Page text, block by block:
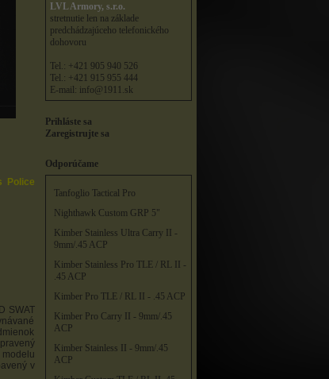
Police
SWAT
v
LVL Armory, s.r.o.
stretnutie len na základe
predchádzajúceho telefonického
dohovoru
Tel.: +421 905 940 526
Tel.: +421 915 955 444
E-mail: info@1911.sk
Prihláste sa
Zaregistrujte sa
Odporúčame
Tanfoglio Tactical Pro
Nighthawk Custom GRP 5"
Kimber Stainless Ultra Carry II -
9mm/.45 ACP
Kimber Stainless Pro TLE / RL II -
.45 ACP
Kimber Pro TLE / RL II - .45 ACP
Kimber Pro Carry II - 9mm/.45
ACP
Kimber Stainless II - 9mm/.45
ACP